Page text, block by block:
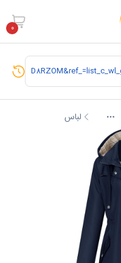
0
More لباس